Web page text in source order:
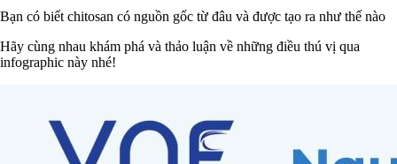
Bạn có biết chitosan có nguồn gốc từ đâu và được tạo ra như thế nào
Hãy cùng nhau khám phá và thảo luận về những điều thú vị qua
infographic này nhé!